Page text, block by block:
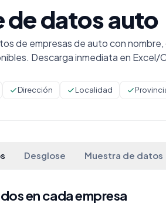
de datos auto
de empresas de auto con
Descarga inmediata en Excel/
Dirección Localidad
Desglose Muestra de datos
en cada empresa